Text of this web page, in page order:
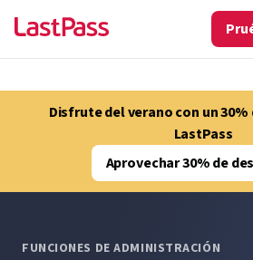
Disfrute del verano con un
LastPass
Aprovechar 30% de
FUNCIONES DE ADMINISTRACIÓN